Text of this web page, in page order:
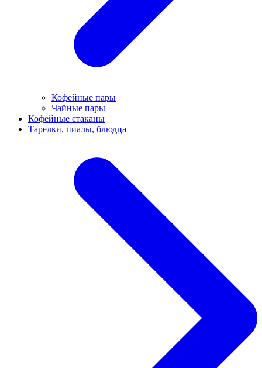
Кофейные пары
Чайные пары
Кофейные стаканы
Тарелки, пиалы, блюдца